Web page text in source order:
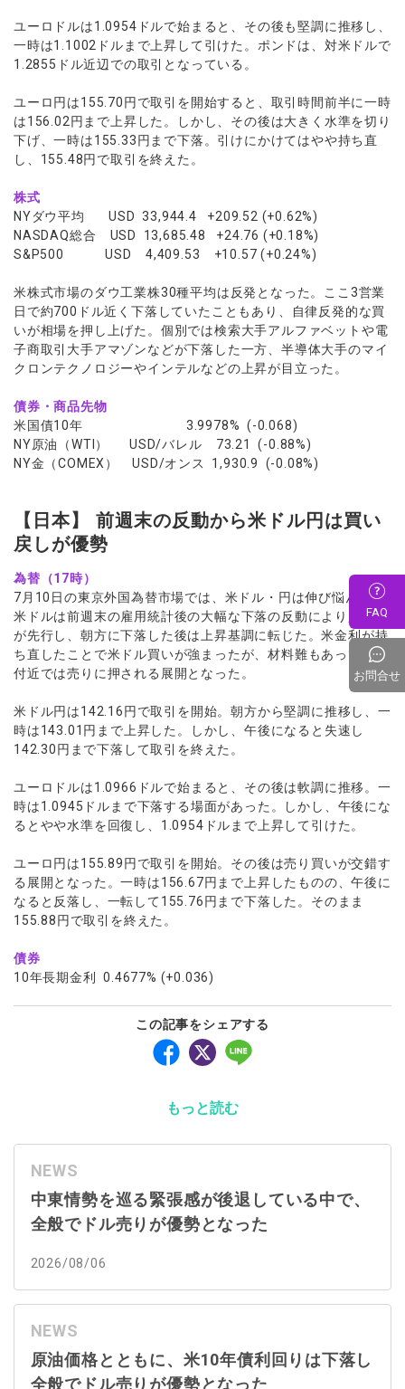
ユーロドルは1.0954ドルで始まると、その後も堅調に推移し、
一時は1.1002ドルまで上昇して引けた。ポンドは、対米ドルで
1.2855ドル近辺での取引となっている。
ユーロ円は155.70円で取引を開始すると、取引時間前半に一時
は156.02円まで上昇した。しかし、その後は大きく水準を切り
下げ、一時は155.33円まで下落。引けにかけてはやや持ち直
し、155.48円で取引を終えた。
株式
NYダウ平均 USD 33,944.4 +209.52 (+0.62%)
NASDAQ総合 USD 13,685.48 +24.76 (+0.18%)
S&P500 USD 4,409.53 +10.57 (+0.24%)
米株式市場のダウ工業株30種平均は反発となった。ここ3営業
日で約700ドル近く下落していたこともあり、自律反発的な買
いが相場を押し上げた。個別では検索大手アルファベットや電
子商取引大手アマゾンなどが下落した一方、半導体大手のマイ
クロンテクノロジーやインテルなどの上昇が目立った。
債券・商品先物
米国債10年 3.9978% (-0.068)
NY原油（WTI） USD/バレル 73.21 (-0.88%)
NY金（COMEX） USD/オンス 1,930.9 (-0.08%)
【日本】 前週末の反動から米ドル円は買い
戻しが優勢
為替（17時）
7月10日の東京外国為替市場では、米ドル・円は伸び悩んだ。
米ドルは前週末の雇用統計後の大幅な下落の反動により買戻し
が先行し、朝方に下落した後は上昇基調に転じた。米金利が持
ち直したことで米ドル買いが強まったが、材料難もあって節目
付近では売りに押される展開となった。
米ドル円は142.16円で取引を開始。朝方から堅調に推移し、一
時は143.01円まで上昇した。しかし、午後になると失速し
142.30円まで下落して取引を終えた。
ユーロドルは1.0966ドルで始まると、その後は軟調に推移。一
時は1.0945ドルまで下落する場面があった。しかし、午後にな
るとやや水準を回復し、1.0954ドルまで上昇して引けた。
ユーロ円は155.89円で取引を開始。その後は売り買いが交錯す
る展開となった。一時は156.67円まで上昇したものの、午後に
なると反落し、一転して155.76円まで下落した。そのまま
155.88円で取引を終えた。
債券
10年長期金利 0.4677% (+0.036)
この記事をシェアする
もっと読む
NEWS
中東情勢を巡る緊張感が後退している中で、
全般でドル売りが優勢となった
2026/08/06
NEWS
原油価格とともに、米10年債利回りは下落し
全般でドル売りが優勢となった
FAQ
お問合せ